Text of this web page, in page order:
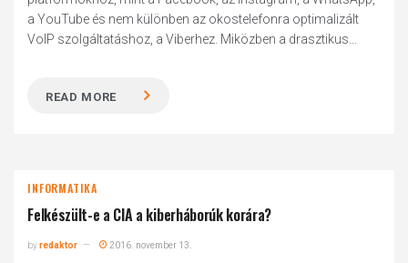
a YouTube és nem különben az okostelefonra optimalizált
VoIP szolgáltatáshoz, a Viberhez. Miközben a drasztikus...
READ MORE
INFORMATIKA
Felkészült-e a CIA a kiberháborúk korára?
byredaktor 2016. november 13.